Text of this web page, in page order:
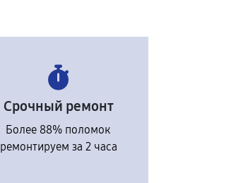
Срочный ремонт
Более 88% поломок
ремонтируем за 2 часа